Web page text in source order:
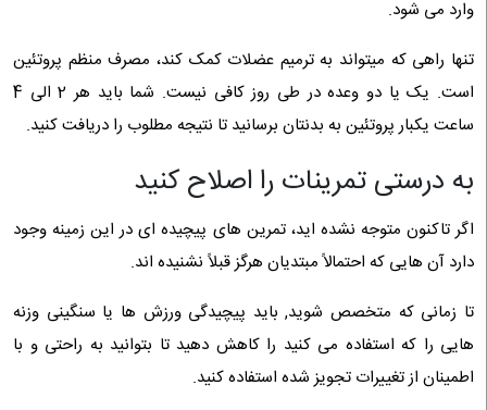
وارد می شود.
تنها راهی که میتواند به ترمیم عضلات کمک کند، مصرف منظم پروتئین
است. یک یا دو وعده در طی روز کافی نیست. شما باید هر 2 الی 4
ساعت یکبار پروتئین به بدنتان برسانید تا نتیجه مطلوب را دریافت کنید.
به درستی تمرینات را اصلاح کنید
اگر تاکنون متوجه نشده اید، تمرین های پیچیده ای در این زمینه وجود
دارد آن هایی که احتمالاً مبتدیان هرگز قبلاً نشنیده اند.
تا زمانی که متخصص شوید, باید پیچیدگی ورزش ها یا سنگینی وزنه
هایی را که استفاده می کنید را کاهش دهید تا بتوانید به راحتی و با
اطمینان از تغییرات تجویز شده استفاده کنید.